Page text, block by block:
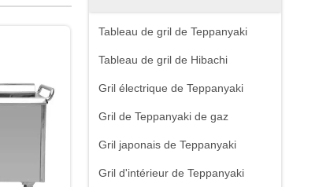
Tableau de gril de Teppanyaki
Tableau de gril de Hibachi
Gril électrique de Teppanyaki
Gril de Teppanyaki de gaz
Gril japonais de Teppanyaki
Gril d'intérieur de Teppanyaki